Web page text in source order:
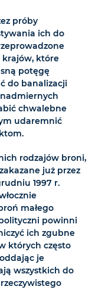
próby
ich do
krajów, które
potęgę
do banalizacji
chwalebne
udaremnić
rodzajów broni,
już przez
1997 r.
małego
powinni
ich zgubne
których często
je
wszystkich do